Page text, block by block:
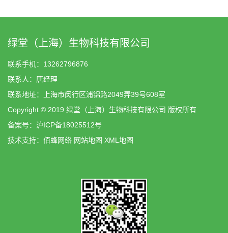
绿堂（上海）生物科技有限公司
联系手机：13262796876
联系人：唐经理
联系地址：上海市闵行区浦锦路2049弄39号608室
Copyright © 2019 绿堂（上海）生物科技有限公司 版权所有
备案号： 沪ICP备18025512号
技术支持： 佰蜂网络 网站地图 XML地图